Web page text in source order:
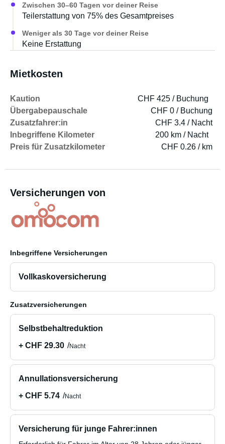
Zwischen 30–60 Tagen vor deiner Reise
Teilerstattung von 75% des Gesamtpreises
Weniger als 30 Tage vor deiner Reise
Keine Erstattung
Mietkosten
Kaution
CHF 425 / Buchung
Übergabepauschale
CHF 0 / Buchung
Zusatzfahrer:in
CHF 3.4 / Nacht
Inbegriffene Kilometer
200 km / Nacht
Preis für Zusatzkilometer
CHF 0.26 / km
Versicherungen von
Inbegriffene Versicherungen
Vollkaskoversicherung
Zusatzversicherungen
Selbstbehaltreduktion
+ CHF 29.30
Nacht
Annullationsversicherung
+ CHF 5.74
Nacht
Versicherung für junge Fahrer:innen